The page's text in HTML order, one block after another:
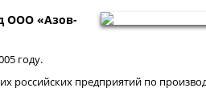
ООО «Азов-
году.
российских предприятий по